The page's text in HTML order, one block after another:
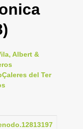
Albert &
del Ter